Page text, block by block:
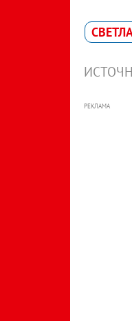
РЕКЛАМА